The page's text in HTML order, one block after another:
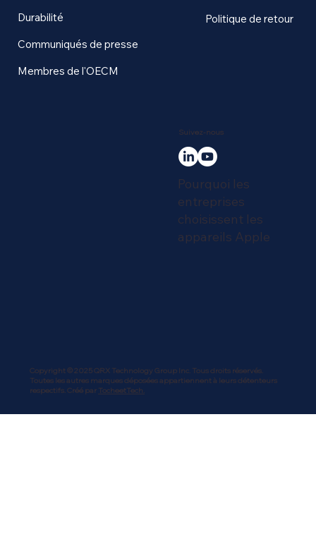
Durabilité
Communiqués de presse
Membres de l'OECM
Politique de retour
Suivez-nous
Pourquoi les
entreprises
choisissent les
appareils Apple
Copyright © 2025 QRX Technology Group Inc. Tous droits réservés.
Toutes les autres marques déposées appartiennent à leurs détenteurs
respectifs. Créé par TocheetTech.